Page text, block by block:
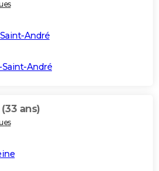
André
André
(33 ans)